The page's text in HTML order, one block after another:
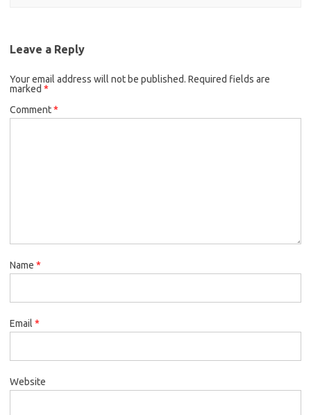
Leave a Reply
Your email address will not be published. Required fields are
marked *
Comment*
Name *
Email *
Website